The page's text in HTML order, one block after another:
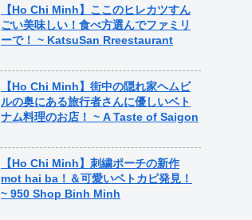
【Ho Chi Minh】ここのヒレカツすん
ごい美味しい！食べ方選んでファミリ
ーで！ ~ KatsuSan Rreestaurant
【Ho Chi Minh】街中の隠れ家ヘムビ
ルの奥にある旅行者さんに優しいベト
ナム料理のお店！ ~ A Taste of Saigon
【Ho Chi Minh】刺繍ポーチの新作
mot hai ba！＆可愛いベトカピ発見！
~ 950 Shop Binh Minh